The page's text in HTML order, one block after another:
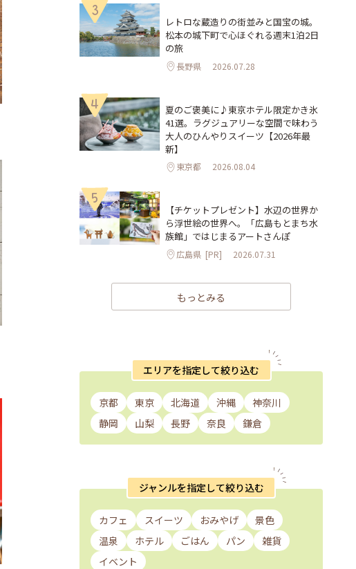
3
レトロな蔵造りの街並みと国宝の城。
松本の城下町で心ほぐれる週末1泊2日
の旅
長野県 2026.07.28
4
夏のご褒美に♪東京ホテル限定かき氷
41選。ラグジュアリーな空間で味わう
大人のひんやりスイーツ【2026年最
新】
東京都 2026.08.04
5
【チケットプレゼント】水辺の世界か
ら浮世絵の世界へ。「広島もとまち水
族館」ではじまるアートさんぽ
広島県 [PR] 2026.07.31
もっとみる
エリアを指定して絞り込む
京都 東京 北海道 沖縄
神奈川
静岡
山梨 長野 奈良 鎌倉
ジャンルを指定して絞り込む
カフェ スイーツ おみやげ
景色
温泉
ホテル ごはん パン
雑貨
イベント